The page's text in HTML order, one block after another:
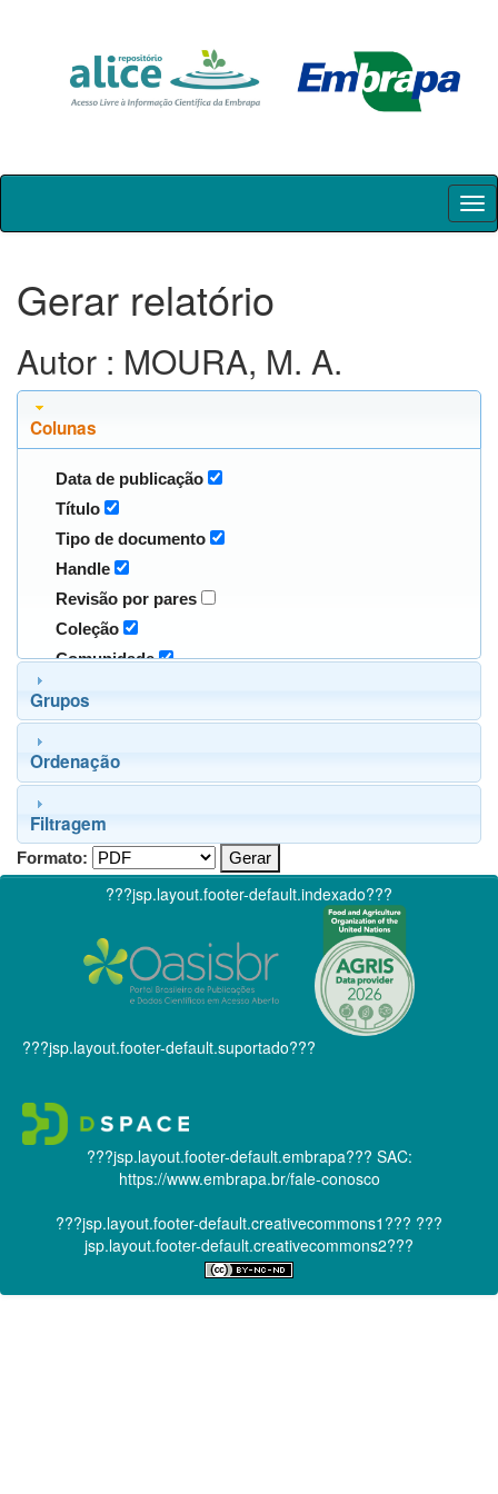
Skip
Gerar relatório
Autor : MOURA, M. A.
Colunas
Data de publicação
Título
Tipo de documento
Handle
Revisão por pares
Coleção
Comunidade
Grupos
Ordenação
Filtragem
Formato:
???jsp.layout.footer-default.indexado???
???jsp.layout.footer-default.suportado???
???jsp.layout.footer-default.embrapa??? SAC:
https://www.embrapa.br/fale-conosco
???jsp.layout.footer-default.creativecommons1??? ???
jsp.layout.footer-default.creativecommons2???